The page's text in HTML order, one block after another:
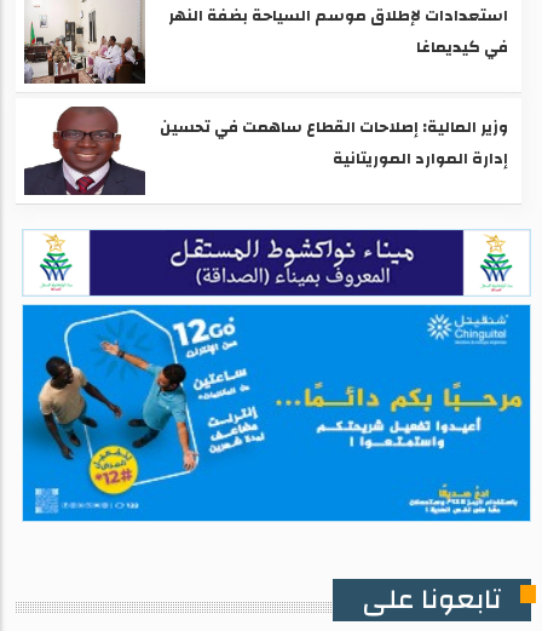
استعدادات لإطلاق موسم السياحة بضفة النهر
في كيديماغا
وزير المالية: إصلاحات القطاع ساهمت في تحسين
إدارة الموارد الموريتانية
تابعونا على